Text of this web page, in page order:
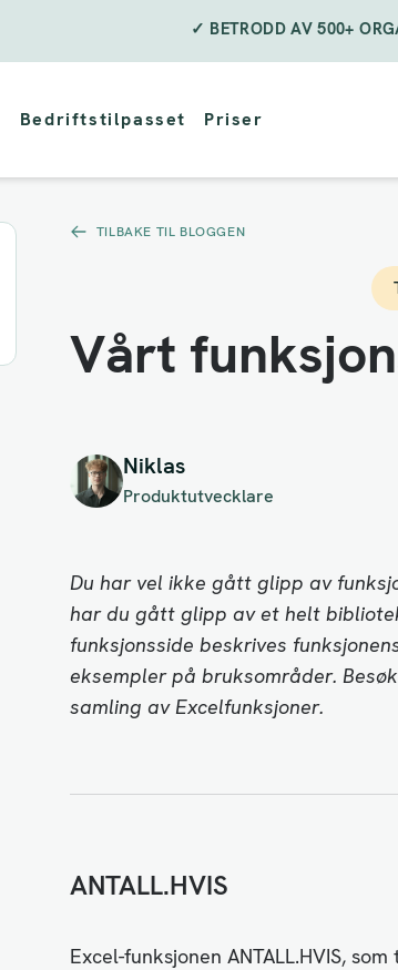
✓ BETRODD AV 500+
Bedriftstilpasset Priser
TILBAKE TIL BLOGGEN
Vårt
Niklas
Produktutvecklare
Du har vel ikke gått glipp av
har du gått glipp av et helt
funksjonsside beskrives
eksempler på bruksområder. Besøk
samling av Excelfunksjoner.
ANTALL.HVIS
Excel-funksjonen ANTALL.HVIS,